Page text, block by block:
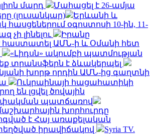
մարդ
Մահացել է 26-ամյա
(լուսանկար)
Երևանի և
օգոստոսի 10-ին, 11-
չի լինելու
Իրանը
ԱՄՆ-ի և Օմանի հետ
«Լիդսն» ակումբի պատմության
տրանսֆերն է ձևակերպել
խորթ որդին ԱՄՆ-ից գաղտնի
Ուկրաինայի հացահատիկի
են լցվել ծովային
պատճառով
խորհուրդը
է Հայ առաքելական
իրավիճակով
Syria TV.